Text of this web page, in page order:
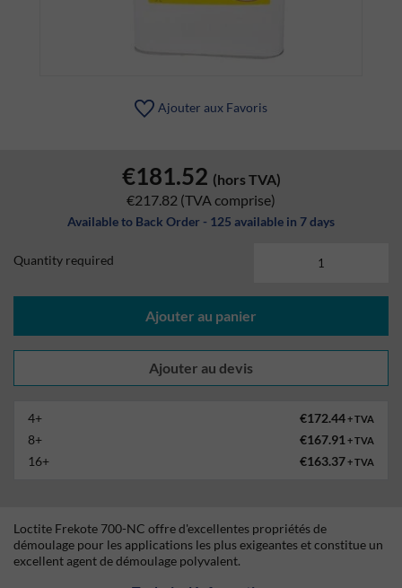
Ajouter aux Favoris
€181.52 (hors TVA)
€217.82 (TVA comprise)
Available to Back Order - 125 available in 7 days
Quantity required
Ajouter au panier
4+ €172.44+ TVA
8+ €167.91 + TVA
16+ €163.37+ TVA
Loctite Frekote 700-NC offre d'excellentes propriétés de
démoulage pour les applications les plus exigeantes et constitue un
excellent agent de démoulage polyvalent.